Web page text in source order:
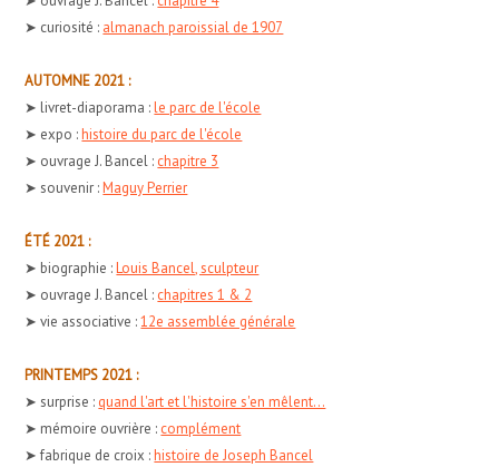
➤ curiosité : almanach paroissial de 1907
AUTOMNE 2021 :
➤ livret-diaporama :le parc de l'école
➤ expo :histoire du parc de l'école
➤ ouvrage J. Bancel : chapitre 3
➤ souvenir :Maguy Perrier
ÉTÉ 2021 :
➤ biographie :Louis Bancel, sculpteur
➤ ouvrage J. Bancel : chapitres 1 & 2
➤ vie associative :12e assemblée générale
PRINTEMPS 2021 :
➤ surprise : quand l'art et l'histoire s'en mêlent...
➤ mémoire ouvrière : complément
➤ fabrique de croix :histoire de Joseph Bancel